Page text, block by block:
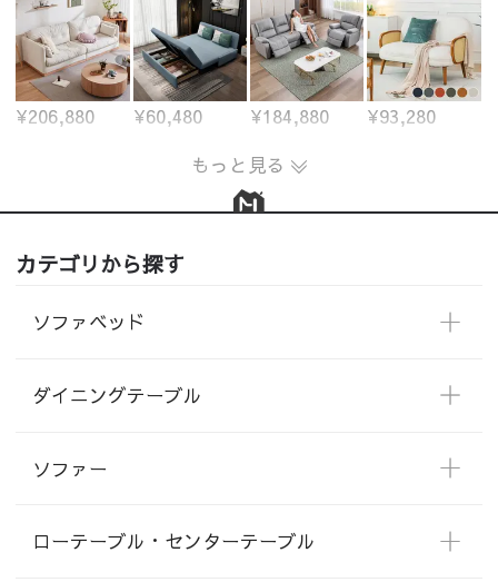
¥206,880 ¥60,480 ¥184,880
¥93,280
もっと見る
カテゴリから探す
ソファベッド
ダイニングテーブル
ソファー
ローテーブル・センターテーブル